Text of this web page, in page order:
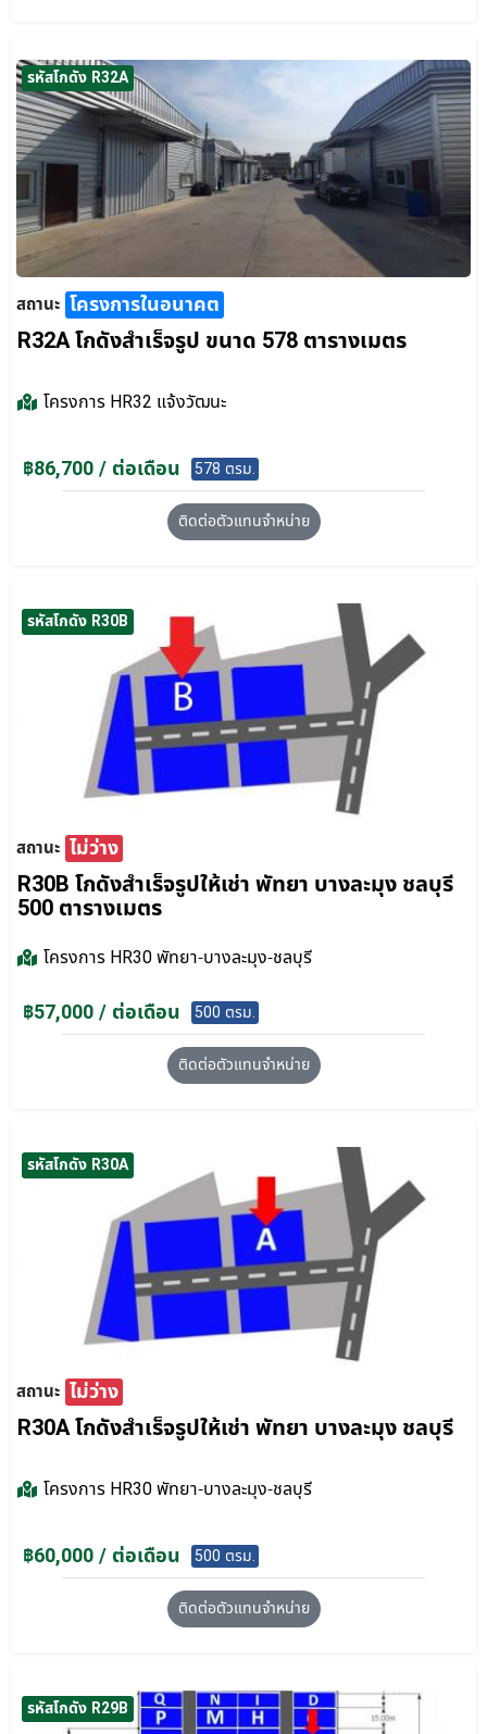
รหัสโกดัง R32A
สถานะ โครงการในอนาคต
R32A โกดังสำเร็จรูป ขนาด 578 ตารางเมตร
โครงการ HR32 แจ้งวัฒนะ
฿86,700 / ต่อเดือน 578 ตรม.
ติดต่อตัวแทนจำหน่าย
รหัสโกดัง R30B
สถานะ ไม่ว่าง
R30B โกดังสำเร็จรูปให้เช่า พัทยา บางละมุง ชลบุรี
500 ตารางเมตร
โครงการ HR30 พัทยา-บางละมุง-ชลบุรี
฿57,000 / ต่อเดือน 500 ตรม.
ติดต่อตัวแทนจำหน่าย
รหัสโกดัง R30A
สถานะ ไม่ว่าง
R30A โกดังสำเร็จรูปให้เช่า พัทยา บางละมุง ชลบุรี
โครงการ HR30 พัทยา-บางละมุง-ชลบุรี
฿60,000 / ต่อเดือน 500 ตรม.
ติดต่อตัวแทนจำหน่าย
รหัสโกดัง R29B